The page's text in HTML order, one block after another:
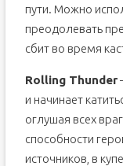
пути. Можно
преодолевать
сбит во время
Rolling Thunder
и начинает
оглушая всех
способности
источников, в